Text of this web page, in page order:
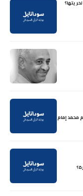
محمد إمام